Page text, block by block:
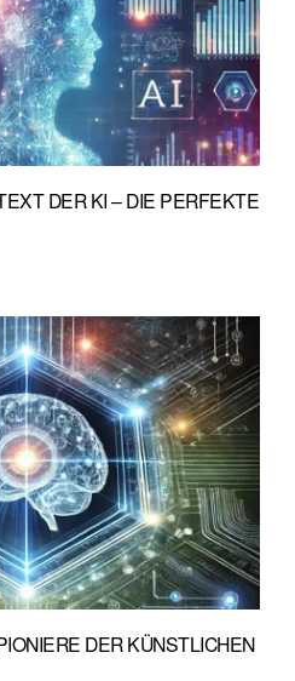
DER KI – DIE PERFEKTE
DER KÜNSTLICHEN